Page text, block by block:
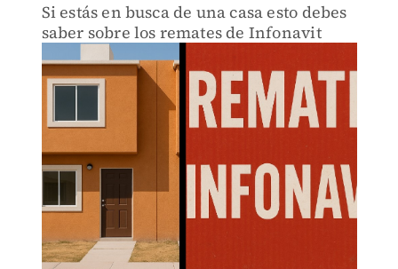
Si estás en busca de una casa esto debes
saber sobre los remates de Infonavit